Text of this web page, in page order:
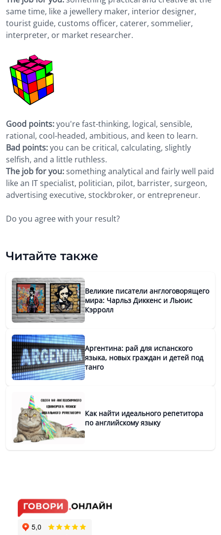
same time, like a jewellery maker, interior designer,
tourist guide, customs officer, caterer, sommelier,
interpreter, or market researcher.
Good points:you're fast-thinking, logical, sensible,
rational, cool-headed, ambitious, and keen to learn.
Bad points:you can be critical, calculating, slightly
selfish, and a little ruthless.
The job for you:something analytical and fairly well paid
like an IT specialist, politician, pilot, barrister, surgeon,
advertising executive, stockbroker, or entrepreneur.
Do you agree with your result?
Читайте также
Великие писатели англоговорящего
мира: Чарльз Диккенс и Льюис
Кэрролл
Аргентина: рай для испанского
языка, новых граждан и детей под
танго
Как найти идеального репетитора
по английскому языку